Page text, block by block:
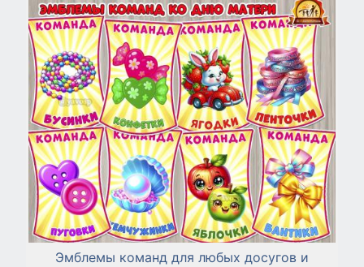
Эмблемы команд для любых досугов и